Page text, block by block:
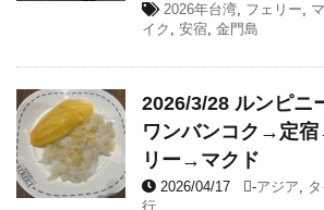
2026年台湾, フェリー,
イク , 安宿, 金門島
2026/3/28 ルンピ
ワンバンコク→定
リー→マクド
2026/04/17 -アジア,
行